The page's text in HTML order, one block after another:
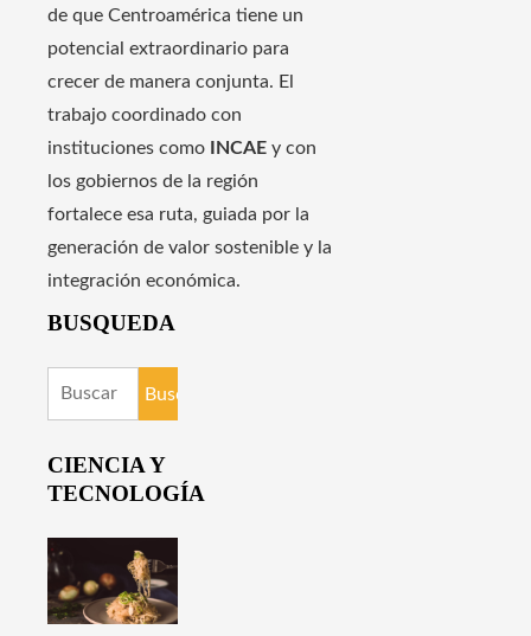
de que Centroamérica tiene un
potencial extraordinario para
crecer de manera conjunta. El
trabajo coordinado con
instituciones como
INCAE y con
los gobiernos de la región
fortalece esa ruta, guiada por la
generación de valor sostenible y la
integración económica.
BUSQUEDA
Buscar:
CIENCIA Y
TECNOLOGÍA